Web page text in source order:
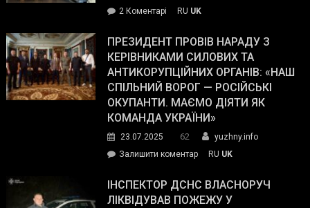
The
Street
Journal.
2 Коментарі
Південному
працівникам
ОПЗ
з
матеріального
резерву
гуманітарну
допомогу
RU UK
ПРЕЗИДЕНТ ПРОВІВ НАРАДУ З
КЕРІВНИКАМИ СИЛОВИХ ТА
АНТИКОРУПЦІЙНИХ ОРГАНІВ: «НАШ
СПІЛЬНИЙ ВОРОГ — РОСІЙСЬКІ
ОКУПАНТИ. МАЄМО ДІЯТИ ЯК
КОМАНДА УКРАЇНИ»
23.07.2025 62
yuzhny.info
Залишити коментарon
провів
нараду
RU UK
ІНСПЕКТОР ДСНС ВЛАСНОРУЧ
ЛІКВІДУВАВ ПОЖЕЖУ У